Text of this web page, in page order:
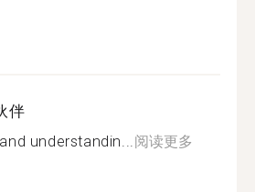
伴
understandin...阅读更多